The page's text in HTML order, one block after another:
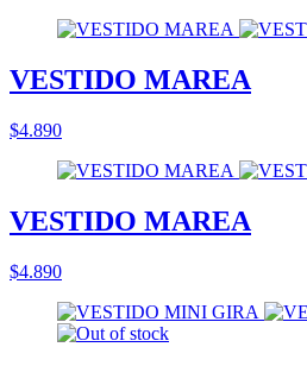
VESTIDO MAREA
$4.890
VESTIDO MAREA
$4.890